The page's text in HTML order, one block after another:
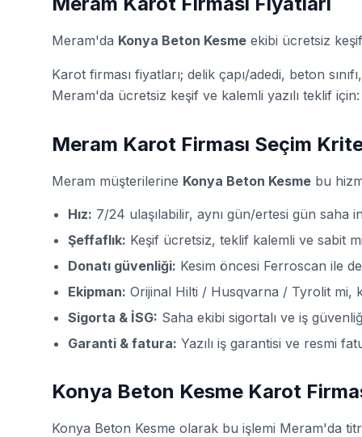
Meram'da Konya Beton Kesme ekibi ücretsiz
Karot firması fiyatları; delik çapı/adedi, beton
Meram'da ücretsiz keşif ve kalemli yazılı teklif için:
Meram Karot Firması Seçim
Meram müşterilerine Konya Beton Kesme bu
Hız: 7/24 ulaşılabilir, aynı gün/ertesi gün saha
Şeffaflık: Keşif ücretsiz, teklif kalemli ve sabit
Donatı güvenliği: Kesim öncesi Ferroscan ile
Ekipman: Orijinal Hilti / Husqvarna / Tyrolit mi,
Sigorta & İSG: Saha ekibi sigortalı ve iş
Garanti & fatura: Yazılı iş garantisi ve resmi
Konya Beton Kesme Karot
Konya Beton Kesme olarak bu işlemi Meram'da